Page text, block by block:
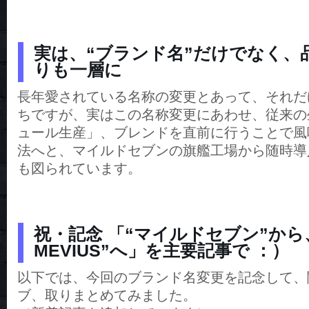
実は、“ブランド名”だけでなく、
りも一層に
長年愛されている名称の変更とあって、それ
ちですが、実はこの名称変更にあわせ、従来
ュール生産」、ブレンドを直前に行うことで
法へと、マイルドセブンの旗艦工場から随時
も図られています。
祝・記念 「“マイルドセブン”か
MEVIUS”へ」を主要記事で ：）
以下では、今回のブランド名変更を記念して
ブ、取りまとめてみました。